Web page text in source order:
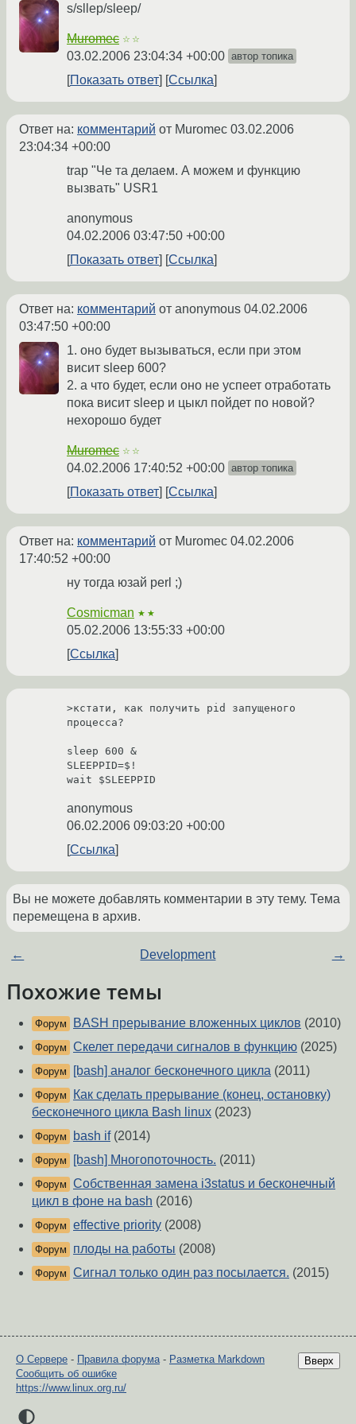
s/sllep/sleep/
Muromec ☆☆
03.02.2006 23:04:34 +00:00 автор топика
Показать ответ Ссылка
Ответ на: комментарий от Muromec 03.02.2006
23:04:34 +00:00
trap "Че та делаем. А можем и функцию
вызвать" USR1
anonymous
04.02.2006 03:47:50 +00:00
Показать ответ
Ссылка
Ответ на: комментарий от anonymous 04.02.2006
03:47:50 +00:00
1. оно будет вызываться, если при этом
висит sleep 600?
2. а что будет, если оно не успеет отработать
пока висит sleep и цыкл пойдет по новой?
нехорошо будет
Muromec ☆☆
04.02.2006 17:40:52 +00:00 автор топика
Показать ответ Ссылка
Ответ на: комментарий от Muromec 04.02.2006
17:40:52 +00:00
ну тогда юзай perl ;)
Cosmicman ★★
05.02.2006 13:55:33 +00:00
Ссылка
>кстати, как получить pid запущеного
процесса?
sleep 600 &
SLEEPPID=$!
anonymous
06.02.2006 09:03:20 +00:00
Ссылка
Вы не можете добавлять комментарии в эту тему. Тема
перемещена в архив.
← Development →
Похожие темы
Форум BASH прерывание вложенных циклов (2010)
Форум Скелет передачи сигналов в функцию (2025)
Форум [bash] аналог бесконечного цикла (2011)
Форум
Как сделать прерывание (конец, остановку)
бесконечного цикла Bash linux (2023)
Форум bash if(2014)
Форум [bash] Многопоточность. (2011)
Форум Собственная замена i3status и бесконечный
цикл в фоне на bash (2016)
Форум effective priority (2008)
Форум плоды на работы (2008)
Форум Сигнал только один раз посылается. (2015)
Вверх
О Сервере - Правила форума- Разметка Markdown
Сообщить об ошибке
https://www.linux.org.ru/